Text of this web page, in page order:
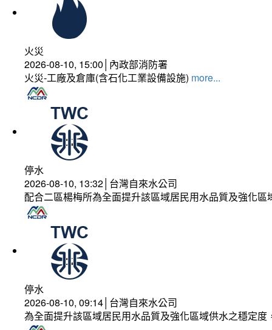
火災
2026-08-10, 15:00│內政部消防署
火災-工廠及倉庫(含石化工業設備設施) more...
停水
2026-08-10, 13:32│台灣自來水公司
配合二區楊梅所為全面提升該區域居民用水品質及強化
停水
2026-08-10, 09:14│台灣自來水公司
為全面提升該區域居民用水品質及強化區域供水之穩定